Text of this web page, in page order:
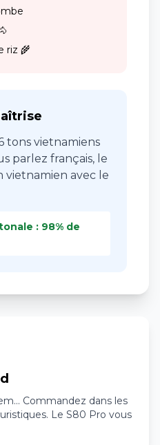
riz 🌾
tons vietnamiens
parlez français, le
vietnamien avec le
: 98% de
Commandez dans les
Le S80 Pro vous